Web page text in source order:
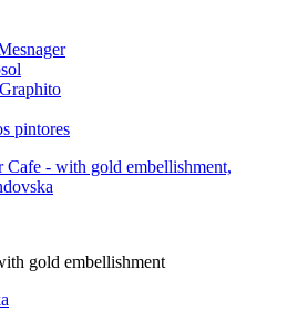
pintores
gold embellishment